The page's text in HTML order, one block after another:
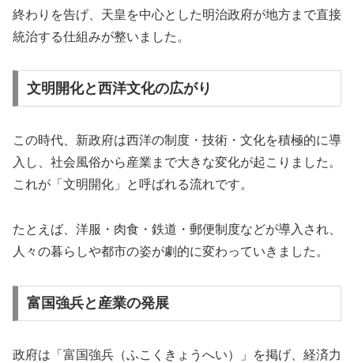
終わりを告げ、天皇を中心とした明治政府が地方まで直接
統治する仕組みが整いました。
文明開化と西洋文化の広がり
この時代、新政府は西洋の制度・技術・文化を積極的に導
入し、社会風俗から産業まで大きな変化が起こりました。
これが「文明開化」と呼ばれる流れです。
たとえば、洋服・肉食・鉄道・郵便制度などが導入され、
人々の暮らしや都市の姿が劇的に変わっていきました。
富国強兵と産業の発展
政府は「富国強兵（ふこくきょうへい）」を掲げ、経済力